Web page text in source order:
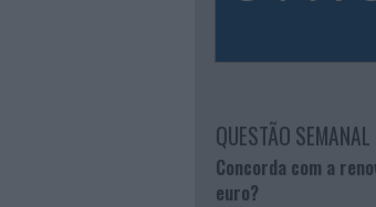
QUESTÃO SEMANAL
Concorda com a
euro?